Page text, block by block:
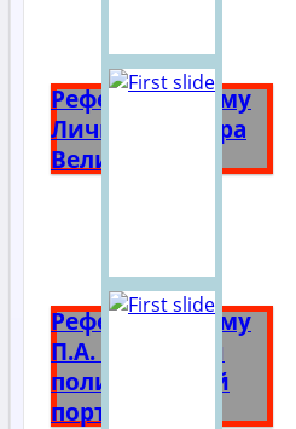
Реферат на тему
Личность Петра
Великого
Реферат на тему
П.А. Столыпин
политический
портрет